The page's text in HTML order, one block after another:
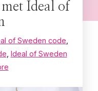
Ideal of
of Sweden code
Ideal of Sweden